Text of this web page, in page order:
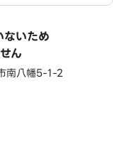
ないため
ん
南八幡5-1-2